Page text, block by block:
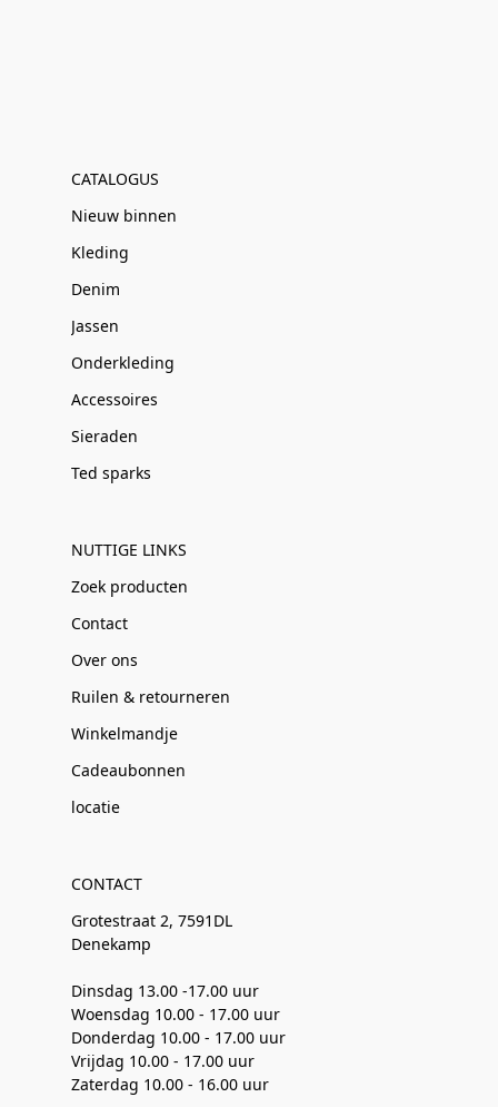
CATALOGUS
Nieuw binnen
Kleding
Denim
Jassen
Onderkleding
Accessoires
Sieraden
Ted sparks
NUTTIGE LINKS
Zoek producten
Contact
Over ons
Ruilen & retourneren
Winkelmandje
Cadeaubonnen
locatie
CONTACT
Grotestraat 2, 7591DL
Denekamp
Dinsdag 13.00 -17.00 uur
Woensdag 10.00 - 17.00 uur
Donderdag 10.00 - 17.00 uur
Vrijdag 10.00 - 17.00 uur
Zaterdag 10.00 - 16.00 uur